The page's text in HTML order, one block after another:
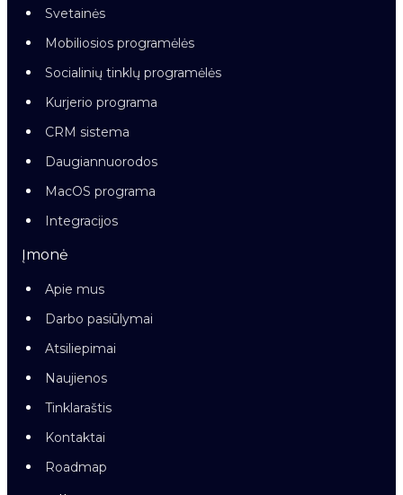
Svetainės
Mobiliosios programėlės
Socialinių tinklų programėlės
Kurjerio programa
CRM sistema
Daugiannuorodos
MacOS programa
Integracijos
Įmonė
Apie mus
Darbo pasiūlymai
Atsiliepimai
Naujienos
Tinklaraštis
Kontaktai
Roadmap